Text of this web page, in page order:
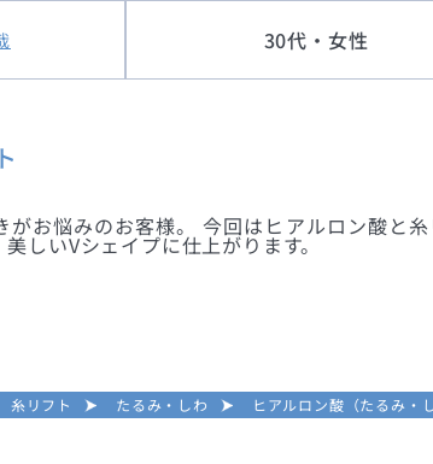
30代・女性
がお悩みのお客様。 今回はヒアルロン酸と
しいVシェイプに仕上がります。
糸リフト たるみ・しわ ヒアルロン酸（たるみ・